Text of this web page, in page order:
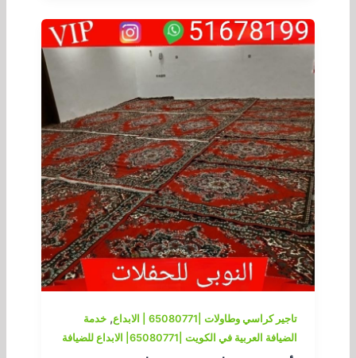
تاجير كراسي وطاولات |65080771 | الابداع ,خدمة
الضيافة العربية في الكويت |65080771| الابداع للضيافة